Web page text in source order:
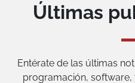
Últimas
Entérate de las últimas
programación,